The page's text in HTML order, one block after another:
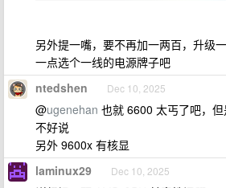
另外提一嘴，要不再加一两百，升级
一点选个一线的电源牌子吧
ntedshen Dec 10, 2025
@ugenehan 也就 6600 太丐了吧，
不好说
另外 9600x 有核显
laminux29 Dec 10, 2025